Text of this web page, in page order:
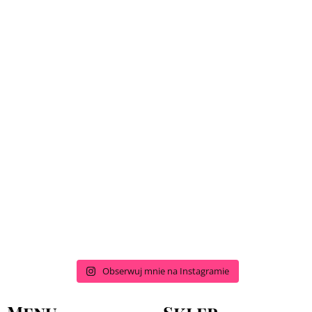
Obserwuj mnie na Instagramie